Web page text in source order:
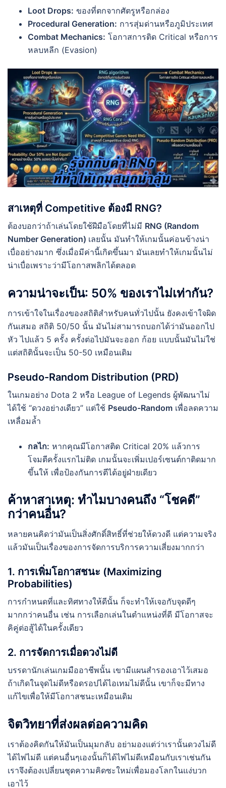
Loot Drops: ของที่ตกจากศัตรูหรือกล่อง
Procedural Generation: การสุ่มด่านหรือภูมิประเทศ
Combat Mechanics: โอกาสการติด Critical หรือการ
หลบหลีก (Evasion)
สาเหตุที่ Competitive ต้องมี RNG?
ต้องบอกว่าถ้าเล่นโดยใช้ฝีมือโดยที่ไม่มี RNG (Random
Number Generation) เลยนั้น มันทำให้เกมนั้นค่อนข้างน่า
เบื่ออย่างมาก ซึ่งเมื่อมีค่านี้เกิดขึ้นมา มันเลยทำให้เกมนั้นไม่
น่าเบื่อเพราะว่ามีโอกาสพลิกได้ตลอด
ความน่าจะเป็น: 50% ของเราไม่เท่ากัน?
การเข้าใจในเรื่องของสถิติสำหรับคนทั่วไปนั้น ยังคงเข้าใจผิด
กันเสมอ สถิติ 50/50 นั้น มันไม่สามารถบอกได้ว่ามันออกไป
หัว ไปแล้ว 5 ครั้ง ครั้งต่อไปมันจะออก ก้อย แบบนั้นมันไม่ใช่
แต่สถิตินั้นจะเป็น 50-50 เหมือนเดิม
Pseudo-Random Distribution (PRD)
ในเกมอย่าง Dota 2 หรือ League of Legends ผู้พัฒนาไม่
ได้ใช้ “ดวงอย่างเดียว” แต่ใช้ Pseudo-Random เพื่อลดความ
เหลื่อมล้ำ
กลไก: หากคุณมีโอกาสติด Critical 20% แล้วการ
โจมตีครั้งแรกไม่ติด เกมนั้นจะเพิ่มเปอร์เซนต์กาติดมาก
ขึ้นให้ เพื่อป้องกันการตีได้อยู่ฝ่ายเดียว
ค้าหาสาเหตุ: ทำไมบางคนถึง “โชคดี”
กว่าคนอื่น?
หลายคนคิดว่ามันเป็นสิ่งศักดิ์สิทธิ์ที่ช่วยให้ดวงดี แต่ความจริง
แล้วมันเป็นเรื่องของการจัดการบริการความเสี่ยงมากกว่า
1. การเพิ่มโอกาสชนะ (Maximizing
Probabilities)
การกำหนดที่และทิศทางให้ดีนั้น ก็จะทำให้เจอกับจุดดีๆ
มากกว่าคนอื่น เช่น การเลือกเล่นในตำแหน่งที่ดี มีโอกาสจะ
คิคู่ต่อสู้ได้ในครั้งเดียว
2. การจัดการเมื่อดวงไม่ดี
บรรดานักเล่นเกมมืออาชีพนั้น เขามีแผนสำรองเอาไว้เสมอ
ถ้าเกิดในจุดไม่ดีหรือดรอปได้ไอเทมไม่ดีนั้น เขาก็จะมีทาง
แก้ไขเพื่อให้มีโอกาสชนะเหมือนเดิม
จิตวิทยาที่ส่งผลต่อความคิด
เราต้องคิดกันให้มันเป็นมุมกลับ อย่ามองแต่ว่าเรานั้นดวงไม่ดี
ได้ไพ่ไม่ดี แต่คนอื่นๆเองนั้นก็ได้ไพ่ไม่ดีเหมือนกับเราเช่นกัน
เราจึงต้องเปลี่ยนชุดความคิดซะใหม่เพื่อมองโลกในแง่บวก
เอาไว้